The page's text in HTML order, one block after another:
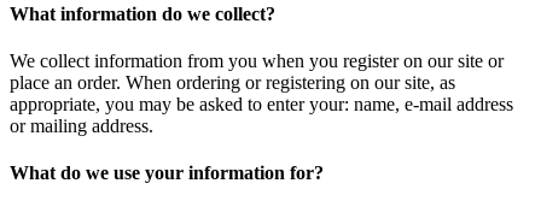
What information do we collect?
We collect information from you when you register on our site or
place an order. When ordering or registering on our site, as
appropriate, you may be asked to enter your: name, e-mail address
or mailing address.
What do we use your information for?